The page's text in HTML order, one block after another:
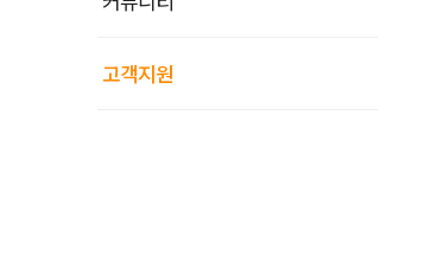
고객지원